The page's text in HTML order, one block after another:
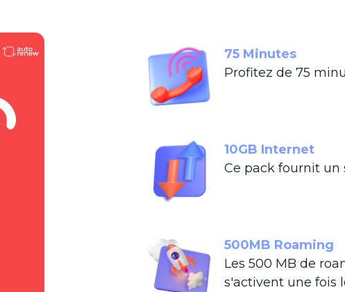
75 Minutes
Profitez de 75
10GB Internet
Ce pack fournit un
500MB Roaming
Les 500 MB de
s'activent une fois